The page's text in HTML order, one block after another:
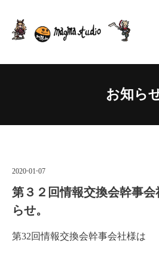
お知ら
2020-01-07
第３２回情報交換会幹事
らせ。
第32回情報交換会幹事会社様は